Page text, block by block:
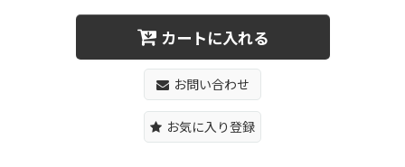
カートに入れる
お問い合わせ
お気に入り登録